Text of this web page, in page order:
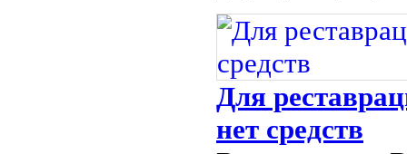
Для
нет средств